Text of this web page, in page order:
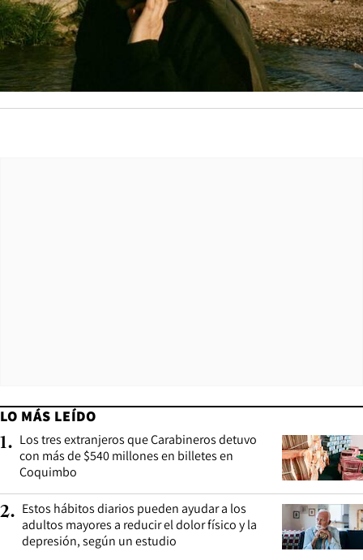
LO MÁS LEÍDO
1. Los tres extranjeros que Carabineros detuvo
con más de $540 millones en billetes en
Coquimbo
2. Estos hábitos diarios pueden ayudar a los
adultos mayores a reducir el dolor físico y la
depresión, según un estudio